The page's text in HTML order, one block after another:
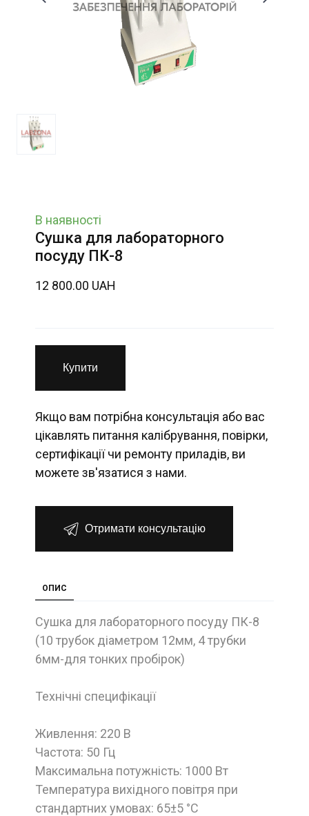
В наявності
Сушка для лабораторного
посуду ПК-8
12 800.00 UAH
Купити
Якщо вам потрібна консультація або вас
цікавлять питання калібрування, повірки,
сертифікації чи ремонту приладів, ви
можете зв'язатися з нами.
Отримати консультацію
ОПИС
Сушка для лабораторного посуду ПК-8
(10 трубок діаметром 12мм, 4 трубки
6мм-для тонких пробірок)
Технічні специфікації
Живлення: 220 В
Частота: 50 Гц
Максимальна потужність: 1000 Вт
Температура вихідного повітря при
стандартних умовах: 65±5 °C